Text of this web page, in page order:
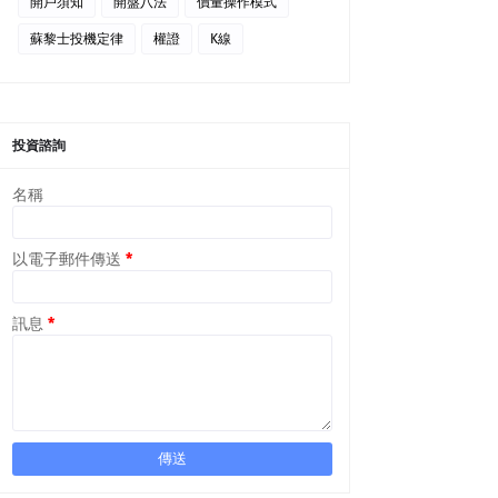
蘇黎士投機定律 權證 K線
投資諮詢
名稱
以電子郵件傳送 *
訊息 *